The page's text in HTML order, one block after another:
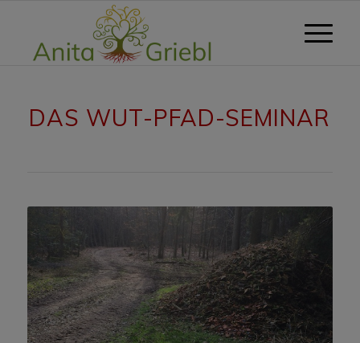
DAS WUT-PFAD-SEMINAR